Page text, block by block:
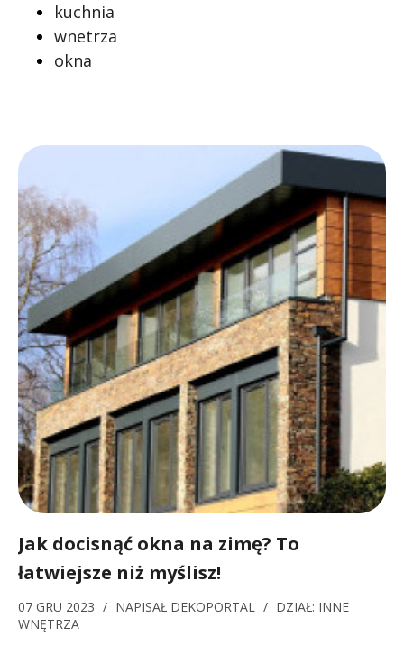
kuchnia
wnetrza
okna
Jak docisnąć okna na zimę? To
łatwiejsze niż myślisz!
07 GRU 2023 / NAPISAŁ DEKOPORTAL / DZIAŁ: INNE
WNĘTRZA